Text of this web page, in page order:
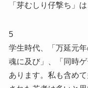
「芽むしり仔撃ち」
5
学生時代、「万延元
魂に及び」、「同時
あります。私も含め